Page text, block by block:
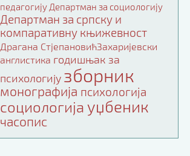
педагогију Департман за социологију
Департман за српску и
компаративну књижевност
Драгана СтјепановићЗахаријевски
англистика годишњак за
психологију зборник
монографија психологија
социологија уџбеник
часопис